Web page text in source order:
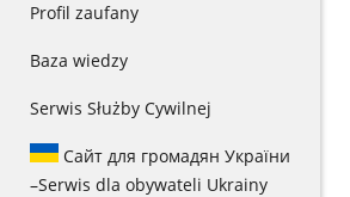
Profil zaufany
Baza wiedzy
Serwis Służby Cywilnej
Сайт для громадян України
–Serwis dla obywateli Ukrainy